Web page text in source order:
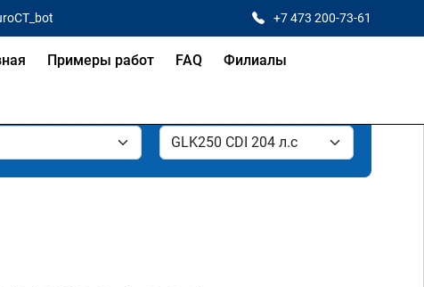
+7 473 200-73-61
Примеры работ FAQ Филиалы